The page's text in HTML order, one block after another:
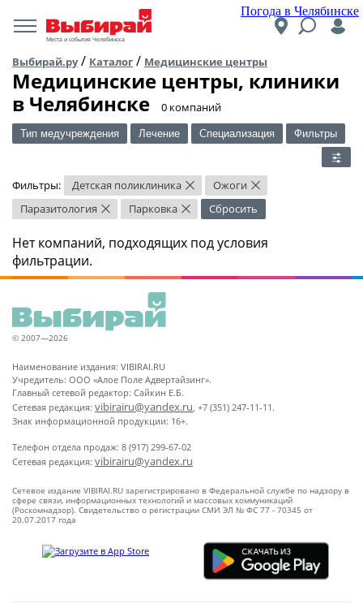
Погода в Челябинске
Места и события Челябинска
Выбирай.ру/ Каталог / Медицинские центры
Медицинские центры, клиники
в Челябинске
​0 компаний
Тип медучреждения Лечение Специализация Фильтры
Фильтры: Детская поликлиника × Ожоги ×
Паразитология × Парковка × Сбросить
Нет компаний, подходящих под условия
фильтрации.
© 2007—2026
Наименование издания: VIBIRAI.RU
Учредитель: ООО «Алое Поле Адвертайзинг».
Главный сетевой редактор: Сайкин Е.Б.
Сетевая редакция: vibirairu@yandex.ru, +7 (351) 247-11-11.
Знак информационной продукции: 16+.
Телефон отдела продаж: 8 (917) 299-67-02
Сетевая редакция: vibirairu@yandex.ru
Сетевое издание VIBIRAI.RU зарегистрировано в Федеральной службе по надзору в
сфере связи, информационных технологий и массовых коммуникаций
(Роскомнадзор). Свидетельство о регистрации СМИ ЭЛ № ФС 77 - 70345 от
20.07.2017 года